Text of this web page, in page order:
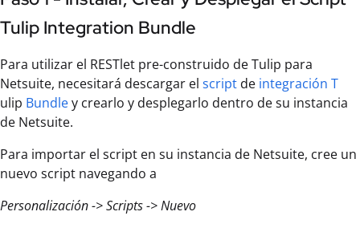
Tulip Integration Bundle
Para utilizar el RESTlet pre-construido de Tulip para
Netsuite, necesitará descargar el script de integración T
ulip Bundley crearlo y desplegarlo dentro de su instancia
de Netsuite.
Para importar el script en su instancia de Netsuite, cree un
nuevo script navegando a
Personalización -> Scripts -> Nuevo